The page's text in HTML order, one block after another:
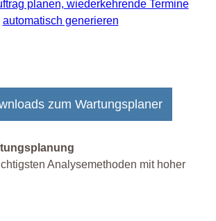
zum Wartungsplaner
Analysemethoden mit hoher